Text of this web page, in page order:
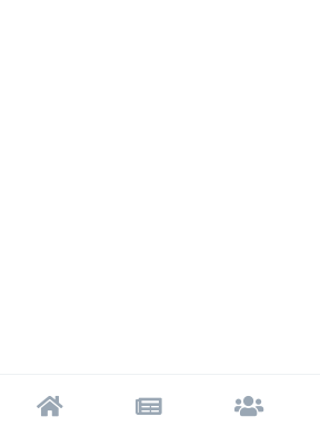
Trang chủ Tạp chí Cộng đồng